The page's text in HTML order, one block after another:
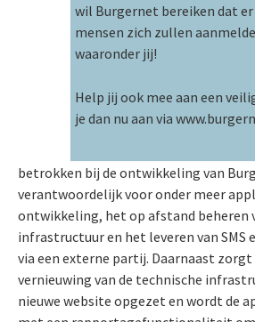
wil Burgernet bereiken dat
mensen zich zullen
waaronder jij!
Help jij ook mee aan een
je dan nu aan via
betrokken bij de ontwikkeling van
verantwoordelijk voor onder meer
ontwikkeling, het op afstand beheren
infrastructuur en het leveren van
via een externe partij. Daarnaast zorgt
vernieuwing van de technische
nieuwe website opgezet en wordt de